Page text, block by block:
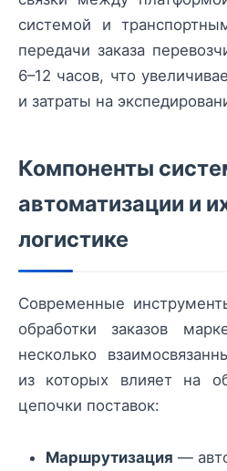
системой и
передачи заказа
6–12 часов, что
и затраты на
Компоненты
автоматизации и
логистике
Современные
обработки заказов
несколько
из которых влияет на
цепочки поставок:
Маршрутизация —